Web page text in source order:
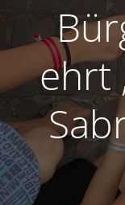
ehrt